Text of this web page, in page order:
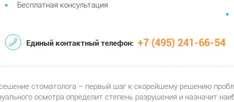
Бесплатная консультация
Единый контактный телефон: +7 (495) 241-66-54
стоматолога – первый шаг к скорейшему решению
осмотра определит степень разрушения и назначит